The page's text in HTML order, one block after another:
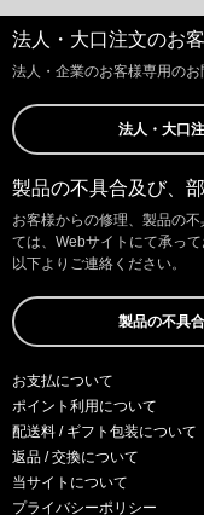
法人・大口注文のお
法人・企業のお客様専用のお
法人・大口
製品の不具合及び、
お客様からの修理、製品の
ては、Webサイトにて承って
以下よりご連絡ください。
製品の不具
お支払について
ポイント利用について
配送料 / ギフト包装について
返品 / 交換について
当サイトについて
プライバシーポリシー